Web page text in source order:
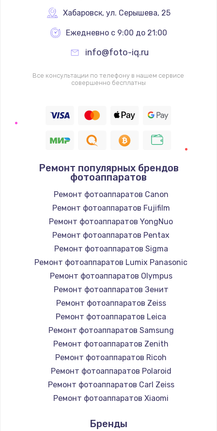
Хабаровск, ул. Серышева, 25
Ежедневно с 9:00 до 21:00
info@foto-iq.ru
Все консультации по телефону в нашем сервисе
совершенно бесплатны
Ремонт популярных брендов
фотоаппаратов
Ремонт фотоаппаратов Canon
Ремонт фотоаппаратов Fujifilm
Ремонт фотоаппаратов YongNuo
Ремонт фотоаппаратов Pentax
Ремонт фотоаппаратов Sigma
Ремонт фотоаппаратов Lumix Panasonic
Ремонт фотоаппаратов Olympus
Ремонт фотоаппаратов Зенит
Ремонт фотоаппаратов Zeiss
Ремонт фотоаппаратов Leica
Ремонт фотоаппаратов Samsung
Ремонт фотоаппаратов Zenith
Ремонт фотоаппаратов Ricoh
Ремонт фотоаппаратов Polaroid
Ремонт фотоаппаратов Carl Zeiss
Ремонт фотоаппаратов Xiaomi
Ремонт фотоаппаратов Kodak
Бренды